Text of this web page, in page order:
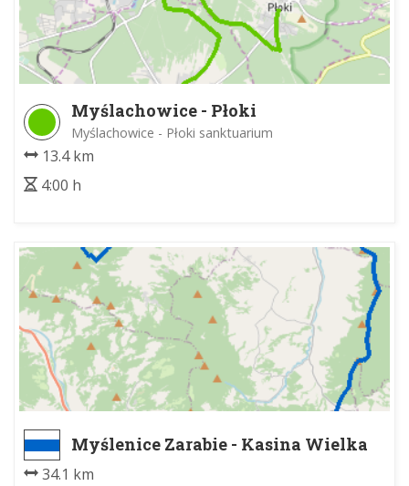
Myślachowice - Płoki
Myślachowice - Płoki sanktuarium
13.4 km
4:00 h
Myślenice Zarabie - Kasina Wielka
PKP
34.1 km